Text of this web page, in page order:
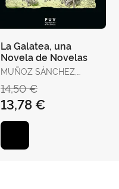
La Galatea, una
Novela de Novelas
MUÑOZ SÁNCHEZ,
14,50 €
13,78 €